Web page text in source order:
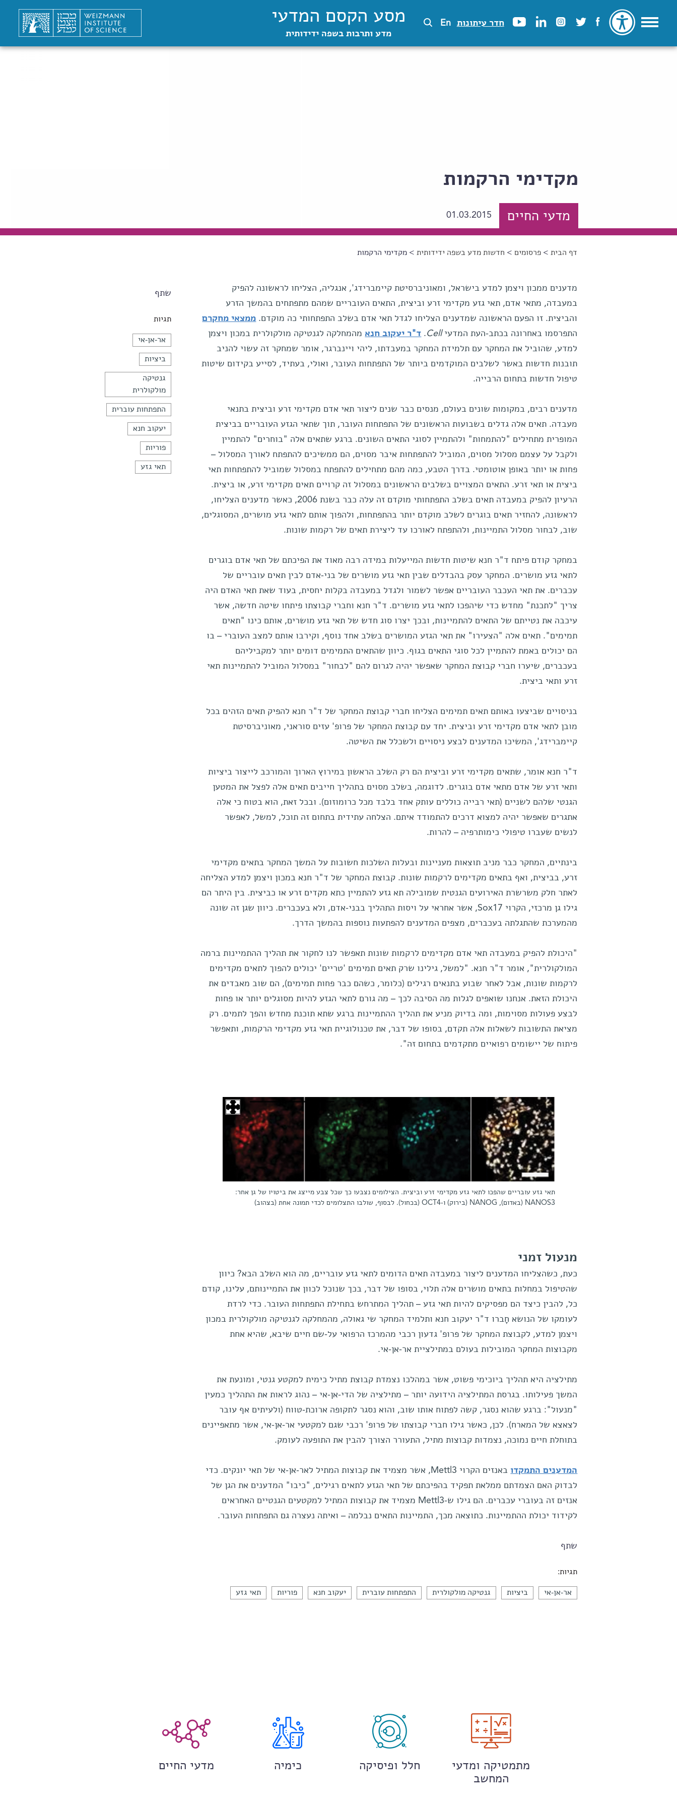
חדר עיתונות En מסע הקסם המדעי
מדע ותרבות בשפה ידידותית
מקדימי הרקמות
מדעי החיים 01.03.2015
הינך נמצא כאן
דף הבית >פרסומים > חדשות מדע בשפה ידידותית > מקדימי הרקמות
שתף
תגיות
אר-אן-אי
ביציות
גנטיקה
מולקולרית
התפתחות עוברית
יעקוב חנא
פוריות
תאי גזע
מדענים ממכון ויצמן למדע בישראל, ומאוניברסיטת קיימברידג', אנגליה, הצליחו לראשונה להפיק
במעבדה, מתאי אדם, תאי גזע מקדימי זרע וביצית, התאים העובריים שמהם מתפתחים בהמשך הזרע
והביצית. זו הפעם הראשונה שמדענים הצליחו לגדל תאי אדם בשלב התפתחותי כה מוקדם. ממצאי מחקרם
התפרסמו באחרונה בכתב-העת המדעיCell
. ד"ר יעקוב חנא מהמחלקה לגנטיקה מולקולרית במכון ויצמן
למדע, שהוביל את המחקר עם תלמידת המחקר במעבדתו, ליהי ויינברגר, אומר שמחקר זה עשוי להניב
תובנות חדשות באשר לשלבים המוקדמים ביותר של התפתחות העובר, ואולי, בעתיד, לסייע בקידום שיטות
טיפול חדשות בתחום הרבייה.
מדענים רבים, במקומות שונים בעולם, מנסים כבר שנים ליצור תאי אדם מקדימי זרע וביצית בתנאי
מעבדה. תאים אלה גדלים בשבועות הראשונים של התפתחות העובר, תוך שתאי הגזע העובריים בביצית
המופרית מתחילים "להתמחות" ולהתמיין לסוגי התאים השונים. ברגע שתאים אלה "בוחרים" להתמיין
ולקבל על עצמם מסלול מסוים, המוביל להתפתחות איבר מסוים, הם ממשיכים להתפתח לאורך המסלול –
פחות או יותר באופן אוטומטי. בדרך הטבע, כמה מהם מתחילים להתפתח במסלול שמוביל להתפתחות תאי
ביצית או תאי זרע. התאים המצויים בשלבים הראשונים במסלול זה קרויים תאים מקדימי זרע, או ביצית.
הרעיון להפיק במעבדה תאים בשלב התפתחותי מוקדם זה עלה כבר בשנת 2006, כאשר מדענים הצליחו,
לראשונה, להחזיר תאים בוגרים לשלב מוקדם יותר בהתפתחות, ולהפוך אותם לתאי גזע מושרים, המסוגלים,
שוב, לבחור מסלול התמיינות, ולהתפתח לאורכו עד ליצירת תאים של רקמות שונות.
במחקר קודם פיתח ד"ר חנא שיטות חדשות המייעלות במידה רבה מאוד את הפיכתם של תאי אדם בוגרים
לתאי גזע מושרים. המחקר עסק בהבדלים שבין תאי גזע מושרים של בני-אדם לבין תאים עובריים של
עכברים. את תאי העכבר העובריים אפשר לשמור ולגדל במעבדה בקלות יחסית, בעוד שאת תאי האדם היה
צריך "לתכנת" מחדש כדי שיהפכו לתאי גזע מושרים. ד"ר חנא וחברי קבוצתו פיתחו שיטה חדשה, אשר
עיכבה את נטייתם של התאים להתמיינות, ובכך יצרו סוג חדש של תאי גזע מושרים, אותם כינו "תאים
תמימים". תאים אלה "הצעירו" את תאי הגזע המושרים בשלב אחד נוסף, וקירבו אותם למצב העוברי – בו
הם יכולים באמת להתמיין לכל סוגי התאים בגוף. כיוון שהתאים התמימים דומים יותר למקביליהם
בעכברים, שיערו חברי קבוצת המחקר שאפשר יהיה לגרום להם "לבחור" במסלול המוביל להתמיינות תאי
זרע ותאי ביצית.
בניסויים שביצעו באותם תאים תמימים הצליחו חברי קבוצת המחקר של ד"ר חנא להפיק תאים הזהים בכל
מובן לתאי אדם מקדימי זרע וביצית. יחד עם קבוצת המחקר של פרופ' עזים סוראני, מאוניברסיטת
קיימברידג', המשיכו המדענים לבצע ניסויים ולשכלל את השיטה.
ד"ר חנא אומר, שתאים מקדימי זרע וביצית הם רק השלב הראשון במירוץ הארוך והמורכב לייצור ביציות
ותאי זרע של אדם מתאי אדם בוגרים. לדוגמה, בשלב מסוים בתהליך חייבים תאים אלה לפצל את המטען
הגנטי שלהם לשניים (תאי רבייה כוללים עותק אחד בלבד מכל כרומוזום). ובכל זאת, הוא בטוח כי אלה
אתגרים שאפשר יהיה למצוא דרכים להתמודד איתם. הצלחה עתידית בתחום זה תוכל, למשל, לאפשר
לנשים שעברו טיפולי כימותרפיה – להרות.
בינתיים, המחקר כבר מניב תוצאות מעניינות ובעלות השלכות חשובות על המשך המחקר בתאים מקדימי
זרע, בביצית, ואף בתאים מקדימים לרקמות שונות. קבוצת המחקר של ד"ר חנא במכון ויצמן למדע הצליחה
לאתר חלק משרשרת האירועים הגנטית שמובילה תא גזע להתמיין כתא מקדים זרע או כביצית. בין היתר הם
גילו גן מרכזי, הקרוי Sox17, אשר אחראי על ויסות התהליך בבני-אדם, ולא בעכברים. כיוון שגן זה שונה
מהמערכת שהתגלתה בעכברים, מצפים המדענים להפתעות נוספות בהמשך הדרך.
"היכולת להפיק במעבדה תאי אדם מקדימים לרקמות שונות תאפשר לנו לחקור את תהליך ההתמיינות ברמה
המולקולרית", אומר ד"ר חנא. "למשל, גילינו שרק תאים תמימים 'טריים' יכולים להפוך לתאים מקדימים
לרקמות שונות, אבל לאחר שבוע בתנאים רגילים (כלומר, כשהם כבר פחות תמימים), הם שוב מאבדים את
היכולת הזאת. אנחנו שואפים לגלות מה הסיבה לכך – מה גורם לתאי הגזע להיות מסוגלים יותר או פחות
לבצע פעולות מסוימות, ומה בדיוק מניע את תהליך ההתמיינות ברגע שתא תוכנת מחדש והפך לתמים. רק
מציאת התשובות לשאלות אלה תקדם, בסופו של דבר, את טכנולוגיית תאי גזע מקדימי הרקמות, ותאפשר
פיתוח של יישומים רפואיים מתקדמים בתחום זה".
תאי גזע עובריים שהפכו לתאי גזע מקדימי זרע וביצית. הצילומים נצבעו כך שכל צבע מייצג את ביטויו של גן אחר:
NANOS3 (באדום), NANOG (בירוק) ו-OCT4 (בכחול). לבסוף, שולבו התצלומים לכדי תמונה אחת (בצהוב)
מנעול זמני
כעת, כשהצליחו המדענים ליצור במעבדה תאים הדומים לתאי גזע עובריים, מה הוא השלב הבא? כיוון
שהטיפול במחלות בתאים מושרים אלה תלוי, בסופו של דבר, בכך שנוכל לכוון את התמיינותם, עלינו, קודם
כל, להבין כיצד הם מפסיקים להיות תאי גזע – תהליך המתרחש בתחילת התפתחות העובר. כדי לרדת
לעומקו של הנושא חָברו ד"ר יעקוב חנא ותלמיד המחקר שי גאולה, מהמחלקה לגנטיקה מולקולרית במכון
ויצמן למדע, לקבוצת המחקר של פרופ' גדעון רכבי מהמרכז הרפואי על-שם חיים שיבא, שהיא אחת
מקבוצות המחקר המובילות בעולם במתילציית אר-אן-אי.
מתילציה היא תהליך ביוכימי פשוט, אשר במהלכו נצמדת קבוצת מתיל כימית למקטע גנטי, ומונעת את
המשך פעילותו. בגרסת המתילציה הידועה יותר – מתילציה של הדי-אן-אי – נהוג לראות את התהליך כמעין
"מנעול": ברגע שהוא נסגר, קשה לפתוח אותו שוב, והוא נסגר לתקופה ארוכת-טווח (ולעיתים אף עובר
לצאצא של המארח). לכן, כאשר גילו חברי קבוצתו של פרופ' רכבי שגם למקטעי אר-אן-אי, אשר מתאפיינים
בתוחלת חיים נמוכה, נצמדות קבוצות מתיל, התעורר הצורך להבין את התופעה לעומק.
המדענים התמקדו
באנזים הקרוי Mettl3, אשר מצמיד את קבוצות המתיל לאר-אן-אי של תאי יונקים. כדי
לבדוק האם הצמדתם ממלאת תפקיד בהפיכתם של תאי הגזע לתאים רגילים, "כיבו" המדענים את הגן של
אנזים זה בעוברי עכברים. הם גילו ש-Mettl3 מצמיד את קבוצות המתיל למקטעים הגנטיים האחראים
לקידוד יכולת ההתמיינות. כתוצאה מכך, התמיינות התאים נבלמה – ואיתה נעצרה גם התפתחות העובר.
שתף
תגיות:
אר-אן-אי ביציות גנטיקה מולקולרית התפתחות עוברית יעקוב חנא פוריות תאי גזע
מתמטיקה ומדעי
המחשב
חלל ופיסיקה כימיה מדעי החיים